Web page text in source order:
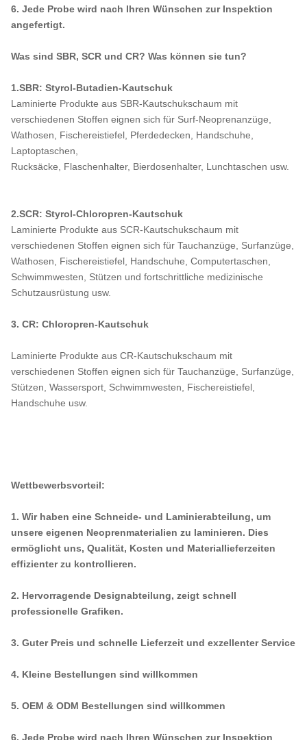
6. Jede Probe wird nach Ihren Wünschen zur Inspektion
angefertigt.
Was sind SBR, SCR und CR? Was können sie tun?
1.SBR: Styrol-Butadien-Kautschuk
Laminierte Produkte aus SBR-Kautschukschaum mit
verschiedenen Stoffen eignen sich für Surf-Neoprenanzüge,
Wathosen, Fischereistiefel, Pferdedecken, Handschuhe,
Laptoptaschen,
Rucksäcke, Flaschenhalter, Bierdosenhalter, Lunchtaschen usw.
2.SCR: Styrol-Chloropren-Kautschuk
Laminierte Produkte aus SCR-Kautschukschaum mit
verschiedenen Stoffen eignen sich für Tauchanzüge, Surfanzüge,
Wathosen, Fischereistiefel, Handschuhe, Computertaschen,
Schwimmwesten, Stützen und fortschrittliche medizinische
Schutzausrüstung usw.
3. CR: Chloropren-Kautschuk
Laminierte Produkte aus CR-Kautschukschaum mit
verschiedenen Stoffen eignen sich für Tauchanzüge, Surfanzüge,
Stützen, Wassersport, Schwimmwesten, Fischereistiefel,
Handschuhe usw.
Wettbewerbsvorteil:
1. Wir haben eine Schneide- und Laminierabteilung, um
unsere eigenen Neoprenmaterialien zu laminieren. Dies
ermöglicht uns, Qualität, Kosten und Materiallieferzeiten
effizienter zu kontrollieren.
2. Hervorragende Designabteilung, zeigt schnell
professionelle Grafiken.
3. Guter Preis und schnelle Lieferzeit und exzellenter Service
4. Kleine Bestellungen sind willkommen
5. OEM & ODM Bestellungen sind willkommen
6. Jede Probe wird nach Ihren Wünschen zur Inspektion